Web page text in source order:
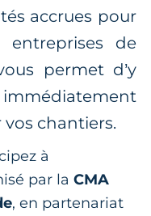
accrues pour
de
permet d’y
chantiers.
à
par la CMA
, en partenariat